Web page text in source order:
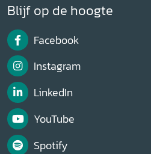
Blijf op de hoogte
Facebook
Instagram
LinkedIn
YouTube
Spotify